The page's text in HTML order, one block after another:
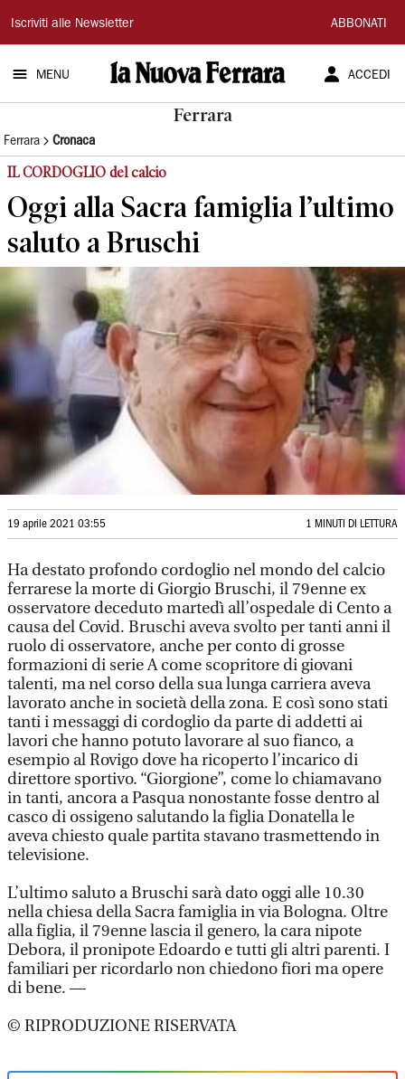
La
Nuova
Ferrara
Iscriviti alle Newsletter ABBONATI
MENU ACCEDI
Ferrara
Ferrara Cronaca
IL CORDOGLIO del calcio
Oggi alla Sacra famiglia l’ultimo
saluto a Bruschi
19 aprile 2021 03:55 1 MINUTI DI LETTURA
Ha destato profondo cordoglio nel mondo del calcio
ferrarese la morte di Giorgio Bruschi, il 79enne ex
osservatore deceduto martedì all’ospedale di Cento a
causa del Covid. Bruschi aveva svolto per tanti anni il
ruolo di osservatore, anche per conto di grosse
formazioni di serie A come scopritore di giovani
talenti, ma nel corso della sua lunga carriera aveva
lavorato anche in società della zona. E così sono stati
tanti i messaggi di cordoglio da parte di addetti ai
lavori che hanno potuto lavorare al suo fianco, a
esempio al Rovigo dove ha ricoperto l’incarico di
direttore sportivo. “Giorgione”, come lo chiamavano
in tanti, ancora a Pasqua nonostante fosse dentro al
casco di ossigeno salutando la figlia Donatella le
aveva chiesto quale partita stavano trasmettendo in
televisione.
L’ultimo saluto a Bruschi sarà dato oggi alle 10.30
nella chiesa della Sacra famiglia in via Bologna. Oltre
alla figlia, il 79enne lascia il genero, la cara nipote
Debora, il pronipote Edoardo e tutti gli altri parenti. I
familiari per ricordarlo non chiedono fiori ma opere
di bene. —
© RIPRODUZIONE RISERVATA